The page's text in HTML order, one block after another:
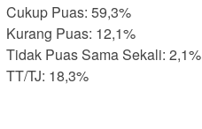
Cukup Puas: 59,3%
Kurang Puas: 12,1%
Tidak Puas Sama Sekali: 2,1%
TT/TJ: 18,3%